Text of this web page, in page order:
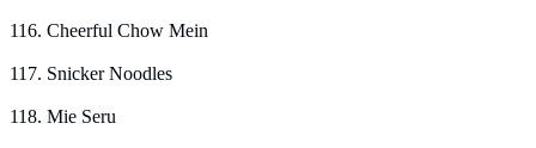
116. Cheerful Chow Mein
117. Snicker Noodles
118. Mie Seru